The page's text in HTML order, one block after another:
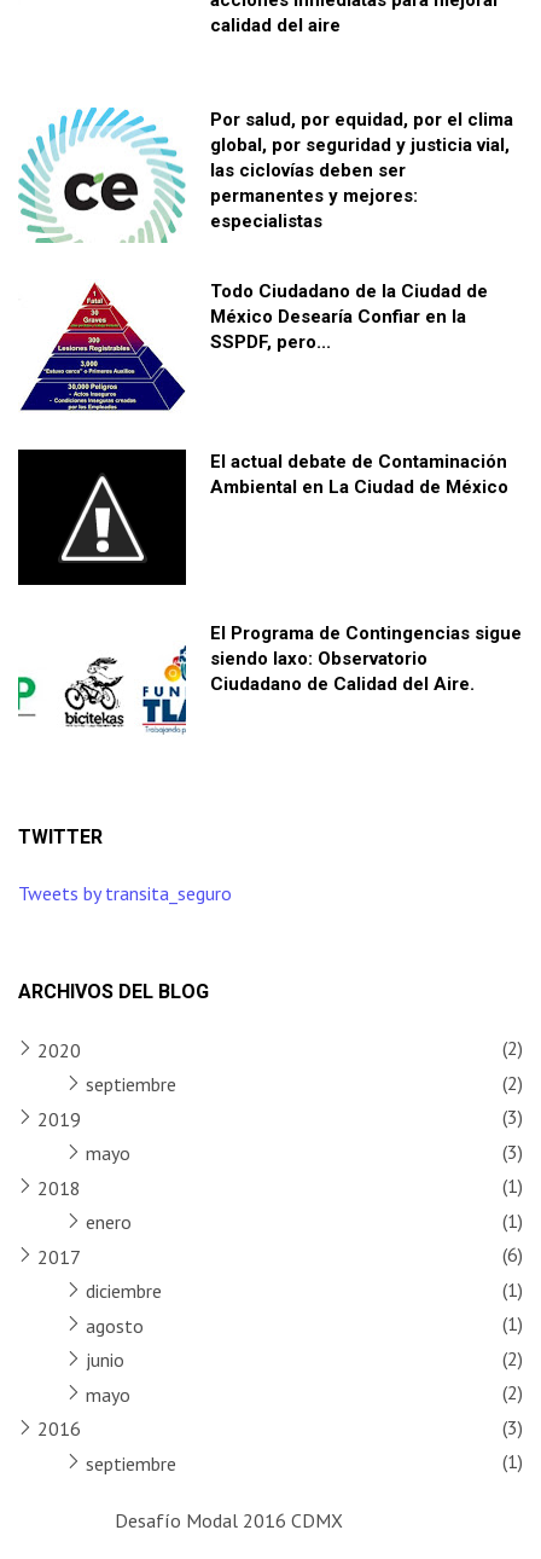
calidad del aire
Por salud, por equidad, por el clima
global, por seguridad y justicia vial,
las ciclovías deben ser
permanentes y mejores:
especialistas
Todo Ciudadano de la Ciudad de
México Desearía Confiar en la
SSPDF, pero...
El actual debate de Contaminación
Ambiental en La Ciudad de México
El Programa de Contingencias sigue
siendo laxo: Observatorio
Ciudadano de Calidad del Aire.
TWITTER
Tweets by transita_seguro
ARCHIVOS DEL BLOG
2020
(2)
septiembre
(2)
2019
(3)
mayo
(3)
2018
(1)
enero
(1)
2017
(6)
diciembre
(1)
agosto
(1)
junio
(2)
mayo
(2)
2016
(3)
septiembre
(1)
Desafío Modal 2016 CDMX